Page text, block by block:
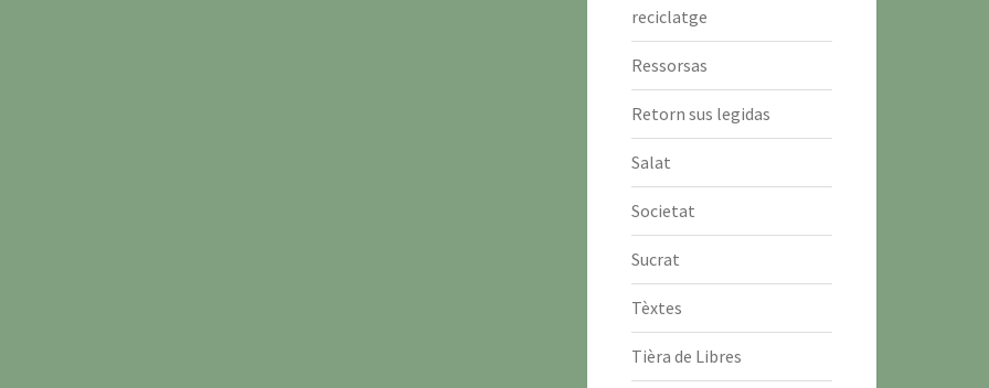
reciclatge
Ressorsas
Retorn sus legidas
Salat
Societat
Sucrat
Tèxtes
Tièra de Libres